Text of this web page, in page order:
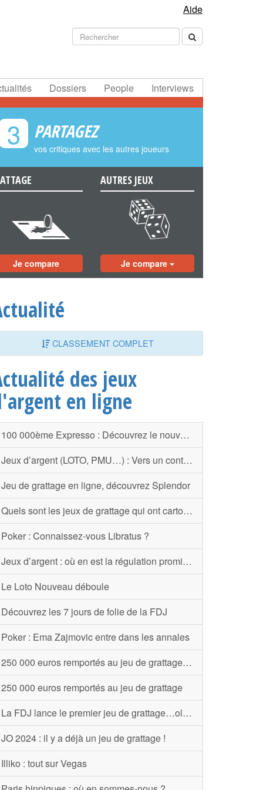
Aide
Dossiers People Interviews
3 PARTAGEZ
vos critiques avec les autres joueurs
e
Je compare
AUTRES JEUX
f
Je compare
CLASSEMENT COMPLET
des jeux
en ligne
100 000ème Expresso : Découvrez le nouveau tournoi de Winamax
Jeux d’argent (LOTO, PMU…) : Vers un contrôle systématique de son identité ?
Jeu de grattage en ligne, découvrez Splendor
Quels sont les jeux de grattage qui ont cartonné en 2016 ?
Poker : Connaissez-vous Libratus ?
Jeux d’argent : où en est la régulation promise ?
Le Loto Nouveau déboule
Découvrez les 7 jours de folie de la FDJ
Poker : Ema Zajmovic entre dans les annales
250 000 euros remportés au jeu de grattage « Mots Croisés »
250 000 euros remportés au jeu de grattage
La FDJ lance le premier jeu de grattage…olfactif !
JO 2024 : il y a déjà un jeu de grattage !
Illiko : tout sur Vegas